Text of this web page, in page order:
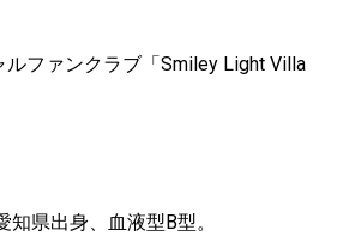
ルファンクラブ「Smiley Light Villa
県出身、血液型B型。